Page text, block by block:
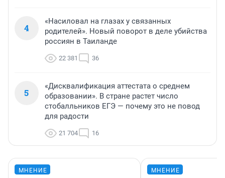
4
«Насиловал на глазах у связанных
родителей». Новый поворот в деле убийства
россиян в Таиланде
22 381 36
5
«Дисквалификация аттестата о среднем
образовании». В стране растет число
стобалльников ЕГЭ — почему это не повод
для радости
21 704 16
МНЕНИЕ МНЕНИЕ